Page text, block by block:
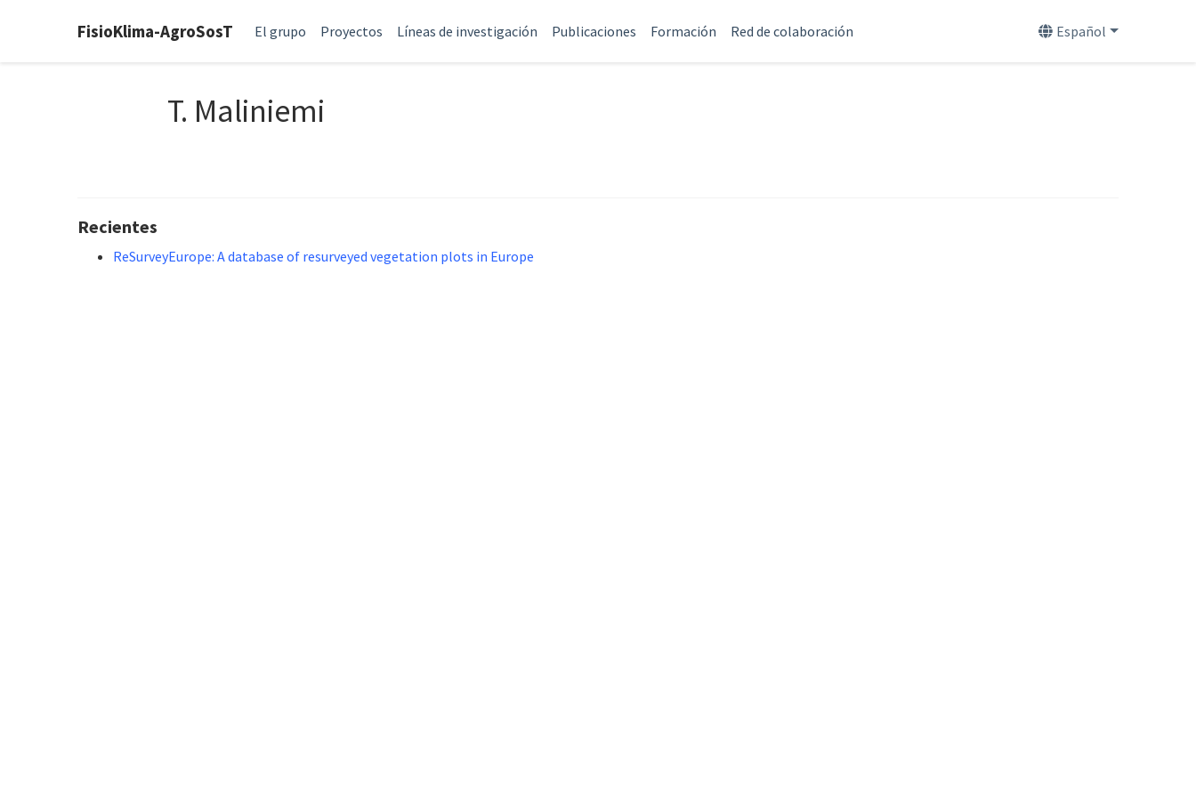
FisioKlima-AgroSosT El grupo Proyectos Líneas de investigación Publicaciones Formación Red de colaboración Español
T. Maliniemi
Recientes
ReSurveyEurope: A database of resurveyed vegetation plots in Europe